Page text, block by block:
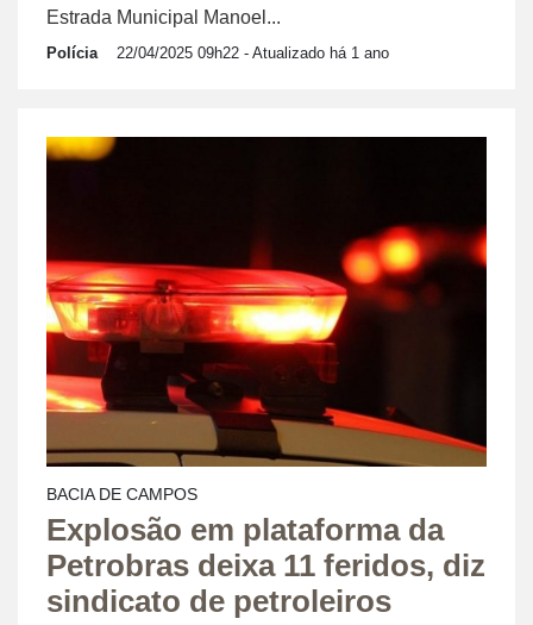
Estrada Municipal Manoel...
Polícia 22/04/2025 09h22 - Atualizado há 1 ano
BACIA DE CAMPOS
Explosão em plataforma da
Petrobras deixa 11 feridos, diz
sindicato de petroleiros